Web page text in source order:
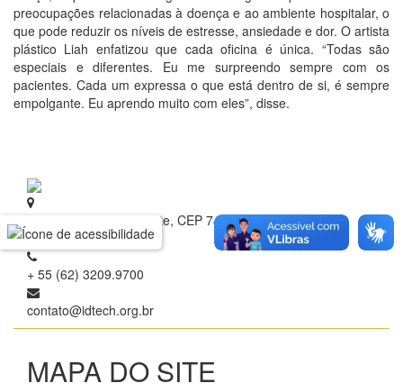
preocupações relacionadas à doença e ao ambiente hospitalar, o
que pode reduzir os níveis de estresse, ansiedade e dor. O artista
plástico Liah enfatizou que cada oficina é única. “Todas são
especiais e diferentes. Eu me surpreendo sempre com os
pacientes. Cada um expressa o que está dentro de si, é sempre
empolgante. Eu aprendo muito com eles”, disse.
Rua 1 nº 60, Setor Oeste, CEP 74.115-040
Goiânia - Goiás
+ 55 (62) 3209.9700
contato@idtech.org.br
MAPA DO SITE